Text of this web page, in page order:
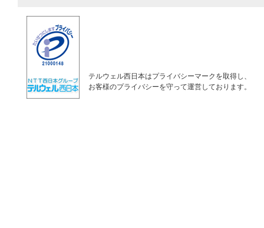
テルウェル西日本はプライバシーマークを取得し、
お客様のプライバシーを守って運営しております。